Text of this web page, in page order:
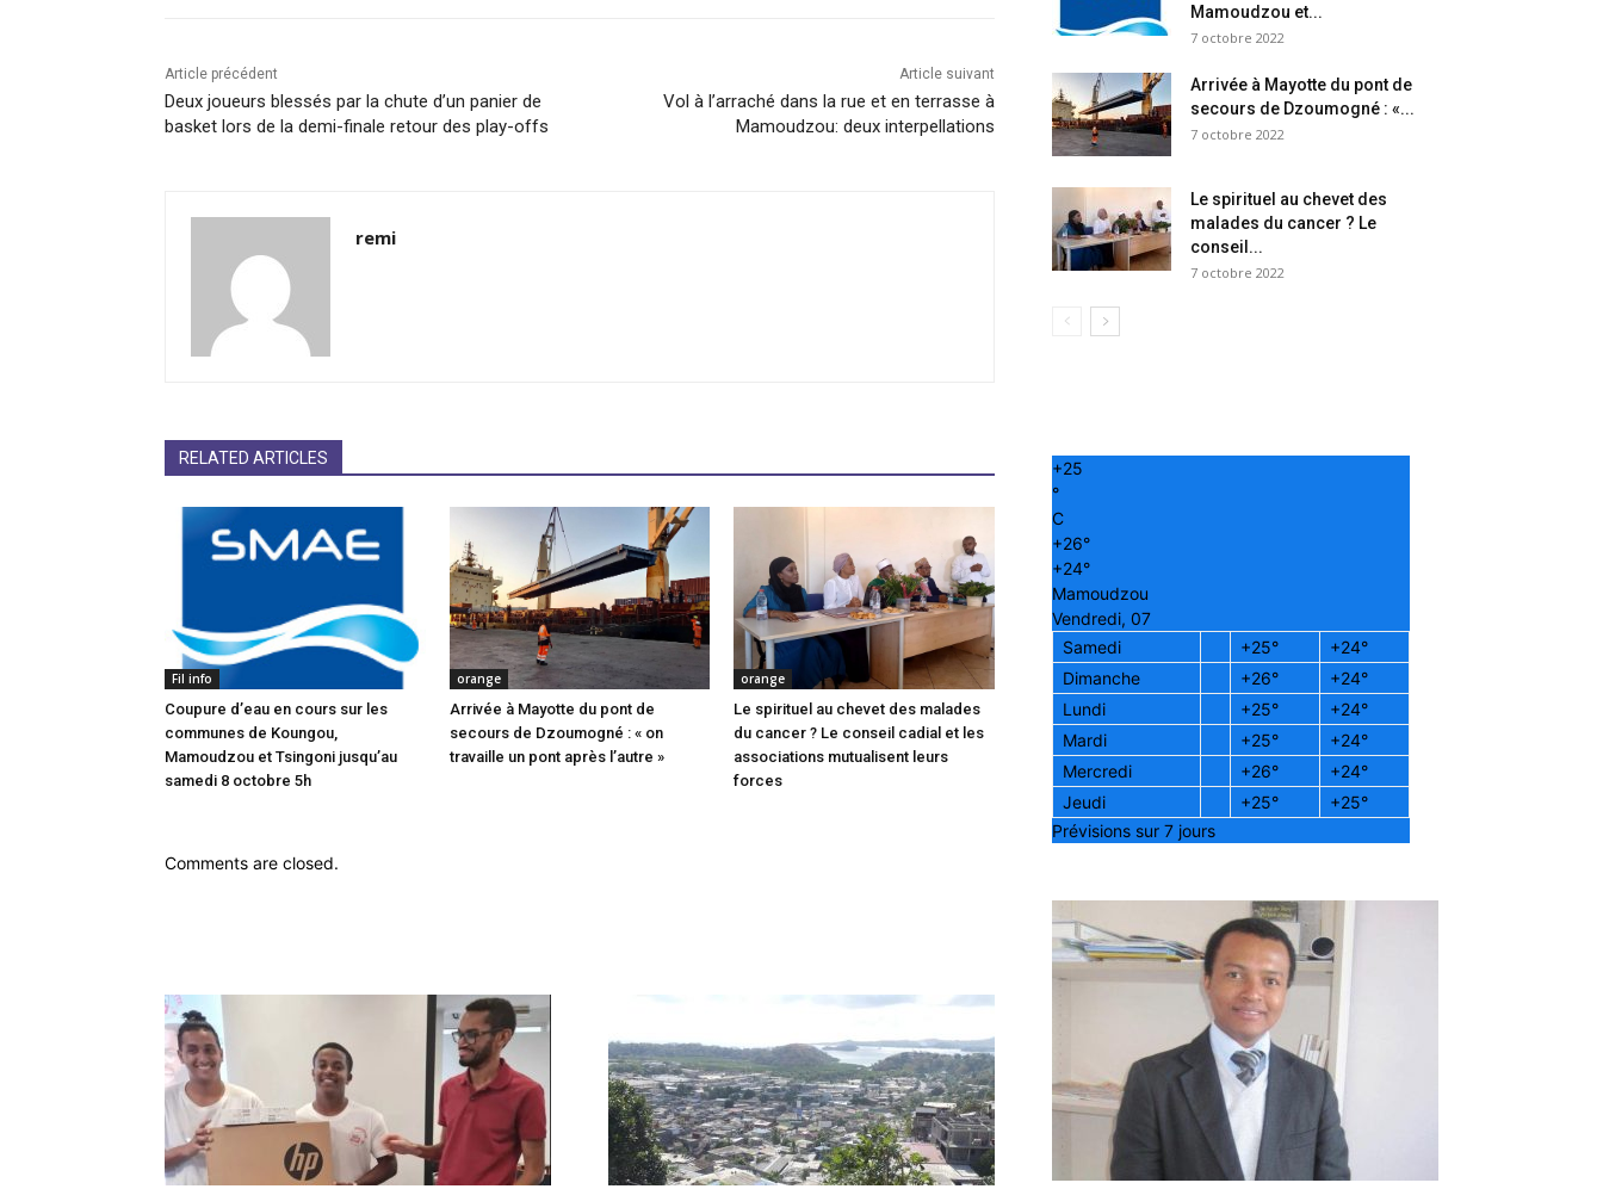
Article précédent
Deux joueurs blessés par la chute d’un panier de
basket lors de la demi-finale retour des play-offs
Article suivant
Vol à l’arraché dans la rue et en terrasse à
Mamoudzou: deux interpellations
remi
RELATED ARTICLES
Fil info
Coupure d’eau en cours sur les
communes de Koungou,
Mamoudzou et Tsingoni jusqu’au
samedi 8 octobre 5h
orange
Arrivée à Mayotte du pont de
secours de Dzoumogné : « on
travaille un pont après l’autre »
orange
Le spirituel au chevet des malades
du cancer ? Le conseil cadial et les
associations mutualisent leurs
forces
Comments are closed.
Mamoudzou et...
7 octobre 2022
Arrivée à Mayotte du pont de
secours de Dzoumogné : «...
7 octobre 2022
Le spirituel au chevet des
malades du cancer ? Le
conseil...
7 octobre 2022
+25
°
C
+26°
+24°
Mamoudzou
Vendredi, 07
Samedi
+25° +24°
Dimanche
+26° +24°
Lundi
+25° +24°
Mardi
+25° +24°
Mercredi
+26° +24°
Jeudi
+25° +25°
Prévisions sur 7 jours